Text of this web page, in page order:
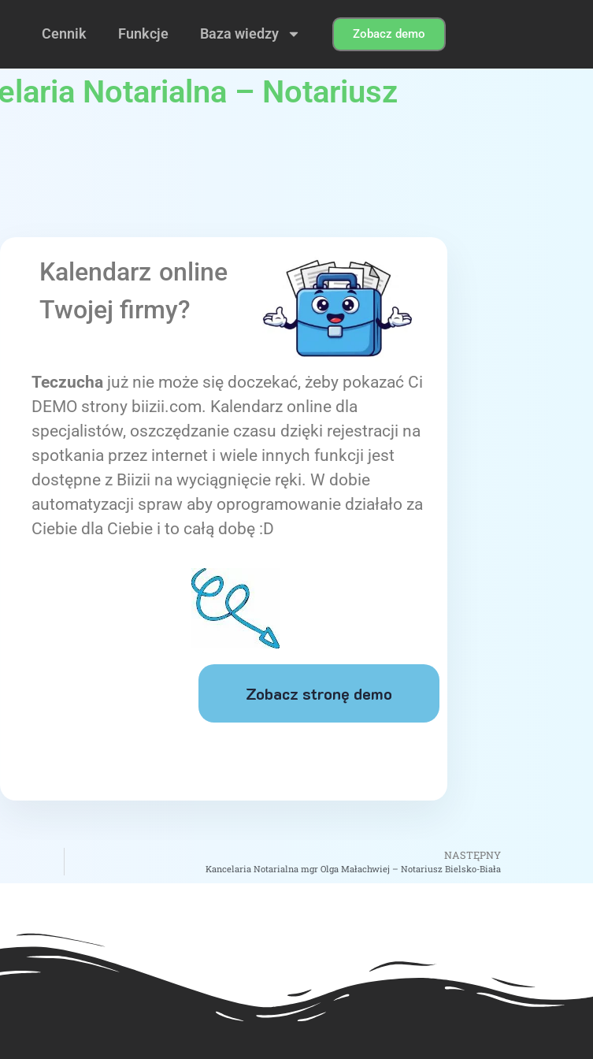
Cennik Funkcje Baza wiedzy Zobacz demo
Notarialna – Notariusz
Kalendarz online
Twojej firmy?
Teczucha już nie może się doczekać, żeby pokazać Ci
DEMO strony biizii.com. Kalendarz online dla
specjalistów, oszczędzanie czasu dzięki rejestracji na
spotkania przez internet i wiele innych funkcji jest
dostępne z Biizii na wyciągnięcie ręki. W dobie
automatyzacji spraw aby oprogramowanie działało za
Ciebie dla Ciebie i to całą dobę :D
Zobacz stronę demo
NASTĘPNY
Kancelaria Notarialna mgr Olga Małachwiej – Notariusz Bielsko-Biała